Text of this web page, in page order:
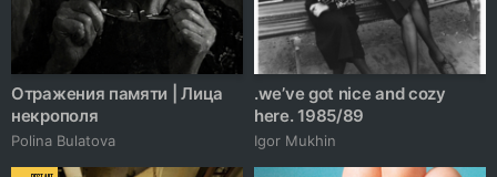
Отражения памяти | Лица
некрополя
Polina Bulatova
.we’ve got nice and cozy
here. 1985/89
Igor Mukhin